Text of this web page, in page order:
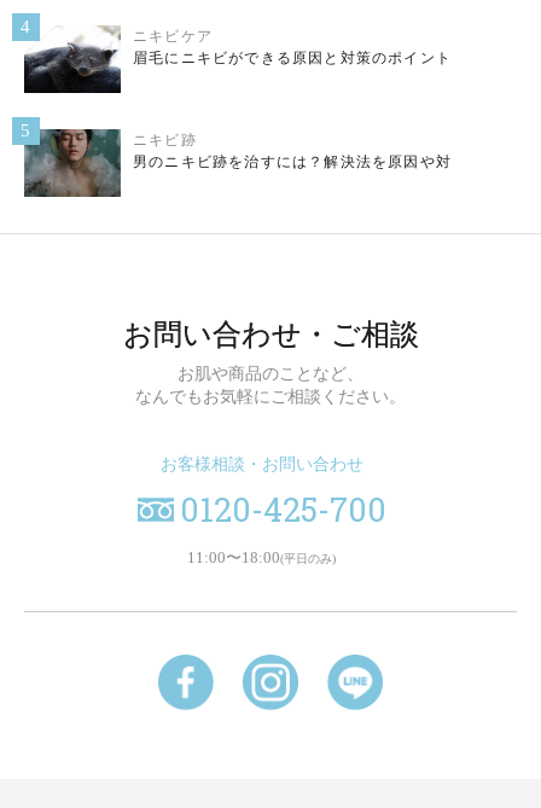
4
ニキビケア
眉毛にニキビができる原因と対策のポイント
5
ニキビ跡
男のニキビ跡を治すには？解決法を原因や対
お問い合わせ・ご相談
お肌や商品のことなど、
なんでもお気軽にご相談ください。
お客様相談・お問い合わせ
0120-425-700
11:00〜18:00(平日のみ)